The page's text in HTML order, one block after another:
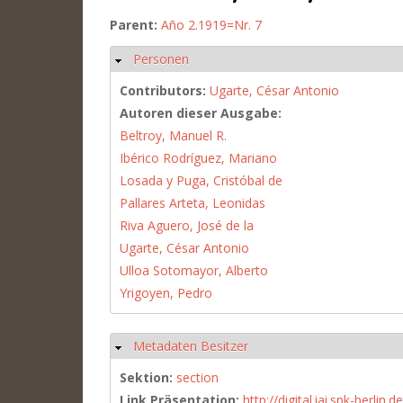
Parent: Año 2.1919=Nr. 7
Hide
Personen
Contributors: Ugarte, César Antonio
Autoren dieser Ausgabe:
Beltroy, Manuel R.
Ibérico Rodríguez, Mariano
Losada y Puga, Cristóbal de
Pallares Arteta, Leonidas
Riva Aguero, José de la
Ugarte, César Antonio
Ulloa Sotomayor, Alberto
Yrigoyen, Pedro
Hide
Metadaten Besitzer
Sektion: section
Link Präsentation: http://digital.iai.spk-